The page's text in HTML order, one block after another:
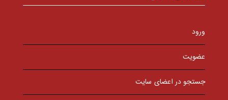
ورود
عضویت
جستجو در اعضای سایت